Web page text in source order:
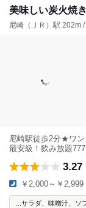
美味しい炭火焼
尼崎（ＪＲ）駅 202m
尼崎駅徒歩2分★ワ
最安級！飲み放題777
3.27
￥2,000～￥2,999
...サラダ、味噌汁、